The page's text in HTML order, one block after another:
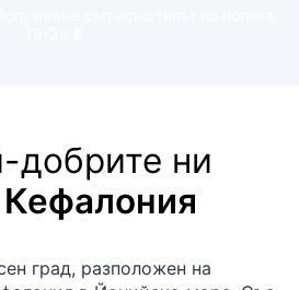
добрите ни
Кефалония
град, разположен на